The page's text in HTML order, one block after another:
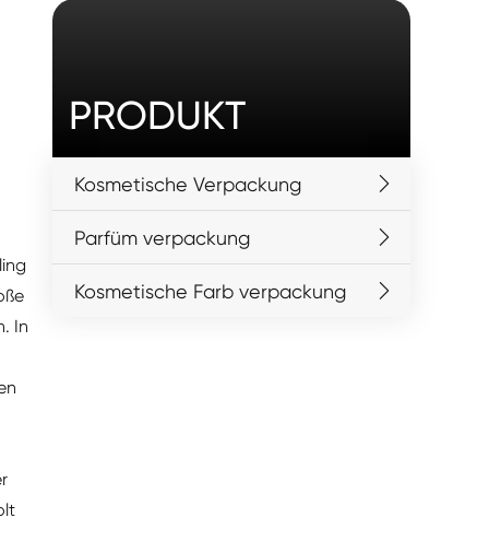
In
PRODUKT
Kosmetische Verpackung
Parfüm verpackung
Kosmetische Farb verpackung